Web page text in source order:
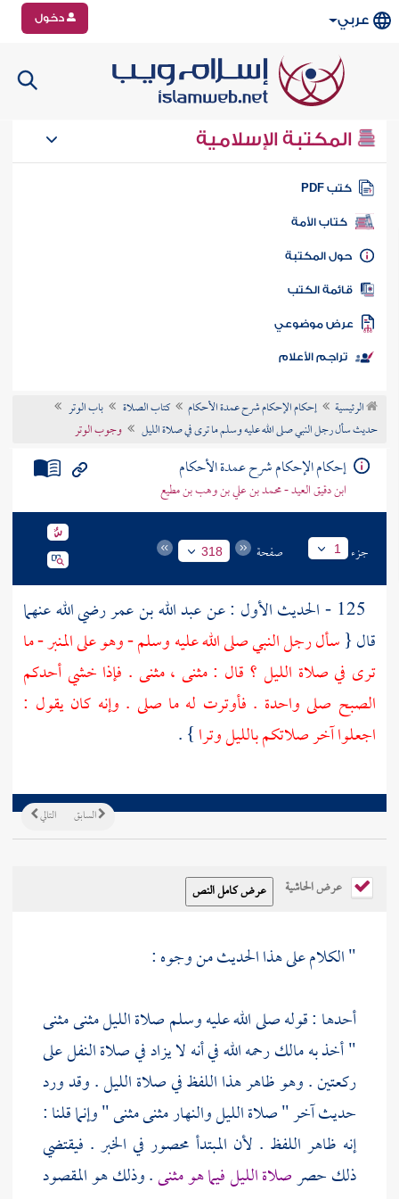
عربي دخول
المكتبة الإسلامية
كتب PDF
كتاب الأمة
المكتبة
الكتب
موضوعي
تراجم الأعلام
الرئيسية إحكام الإحكام شرح عمدة الأحكام كتاب الصلاة
باب الوتر
حديث سأل رجل النبي صلى الله عليه وسلم ما ترى في صلاة الليل
وجوب الوتر
إحكام الإحكام شرح عمدة الأحكام
ابن دقيق العيد - محمد بن علي بن وهب بن مطيع
جزء 1 صفحة 318
عبد الله بن عمررضي الله عنهما
قال {سأل رجل النبي صلى الله عليه وسلم - وهو على المنبر - ما
ترى في صلاة الليل ؟ قال : مثنى ، مثنى . فإذا خشي أحدكم
الصبح صلى واحدة . فأوترت له ما صلى . وإنه كان يقول :
اجعلوا آخر صلاتكم بالليل وترا} .
التالي السابق
عرض الحاشية
" الكلام على هذا الحديث من وجوه :
أحدها : قوله صلى الله عليه وسلم صلاة الليل مثنى مثنى
" أخذ بهمالكرحمه الله في أنه لا يزاد في صلاة النفل على
ركعتين . وهو ظاهر هذا اللفظ في صلاة الليل . وقد ورد
حديث آخر " صلاة الليل والنهار مثنى مثنى " وإنما قلنا :
إنه ظاهر اللفظ . لأن المبتدأ محصور في الخبر . فيقتضي
ذلك حصرصلاة الليل فيما هو مثنى. وذلك هو المقصود